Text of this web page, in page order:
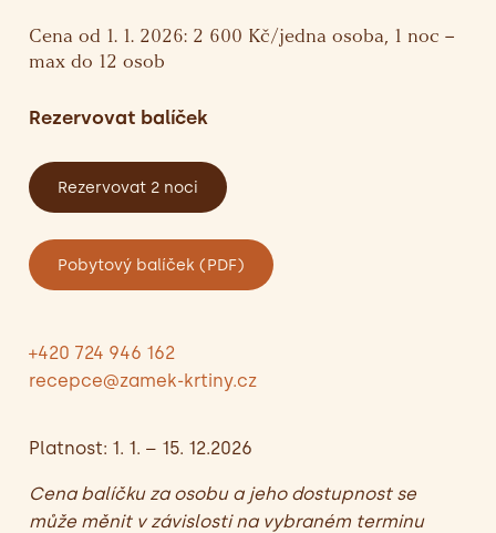
Cena od 1. 1. 2026: 2 600 Kč/jedna osoba, 1 noc –
max do 12 osob
Rezervovat balíček
Rezervovat 2 noci
Pobytový balíček (PDF)
+420 724 946 162
recepce@zamek-krtiny.cz
Platnost: 1. 1. – 15. 12.2026
Cena balíčku za osobu a jeho dostupnost se
může měnit v závislosti na vybraném terminu